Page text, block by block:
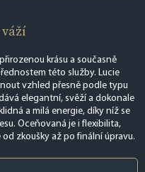
krásu a současně
této služby. Lucie
vzhled přesně podle typu
elegantní, svěží a dokonale
a milá energie, díky níž se
Oceňovaná je i flexibilita,
zkoušky až po finální úpravu.